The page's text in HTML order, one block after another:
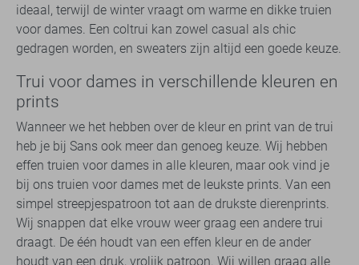
ideaal, terwijl de winter vraagt om warme en dikke truien
voor dames. Een coltrui kan zowel casual als chic
gedragen worden, en sweaters zijn altijd een goede keuze.
Trui voor dames in verschillende kleuren en
prints
Wanneer we het hebben over de kleur en print van de trui
heb je bij Sans ook meer dan genoeg keuze. Wij hebben
effen truien voor dames in alle kleuren, maar ook vind je
bij ons truien voor dames met de leukste prints. Van een
simpel streepjespatroon tot aan de drukste dierenprints.
Wij snappen dat elke vrouw weer graag een andere trui
draagt. De één houdt van een effen kleur en de ander
houdt van een druk, vrolijk patroon. Wij willen graag alle